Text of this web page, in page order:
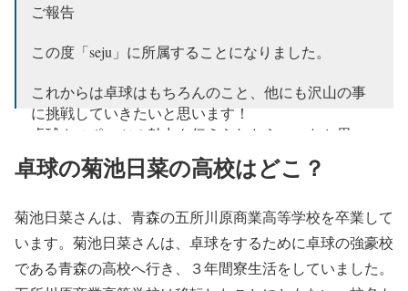
ご報告
この度「seju」に所属することになりました。
これからは卓球はもちろんのこと、他にも沢山の事
に挑戦していきたいと思います！
卓球やスポーツの魅力も伝えられたらいいなと思っ
ています🏓♡
pic.twitter.com/EVhhQ9tpS1
— 菊池日菜 (@hina_ii211)March 26, 2024
卓球の菊池日菜の高校はどこ？
菊池日菜さんは、青森の五所川原商業高等学校を卒業して
います。菊池日菜さんは、卓球をするために卓球の強豪校
である青森の高校へ行き、３年間寮生活をしていました。